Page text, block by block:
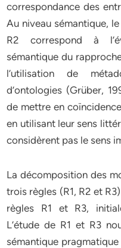
correspondance des
Au niveau sémantique,
R2 correspond à
sémantique du
l’utilisation de
d’ontologies (Grüber,
de mettre en
en utilisant leur sens
considèrent pas le sens
La décomposition des
trois règles (R1, R2 et
règles R1 et R3,
L’étude de R1 et R3
sémantique